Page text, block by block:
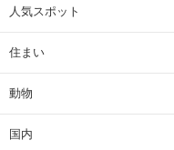
人気スポット
住まい
動物
国内